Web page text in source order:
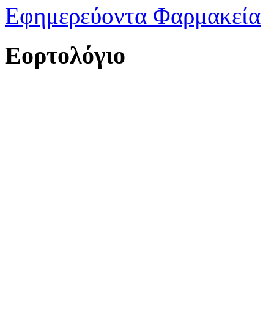
Εφημερεύοντα Φαρμακεία
Εορτολόγιο